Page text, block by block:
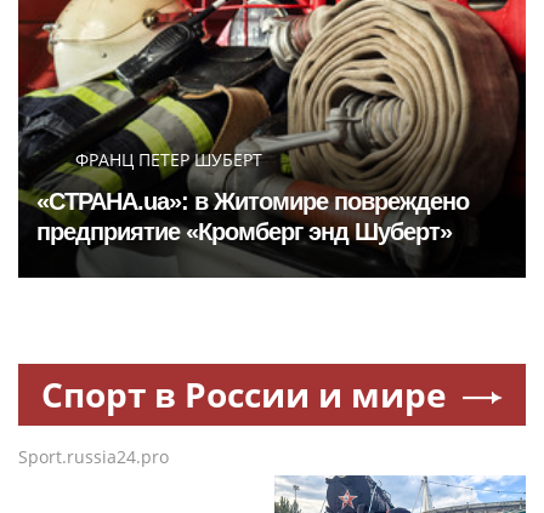
ФРАНЦ ПЕТЕР ШУБЕРТ
«СТРАНА.ua»: в Житомире повреждено
предприятие «Кромберг энд Шуберт»
Спорт в России и мире
Sport.russia24.pro